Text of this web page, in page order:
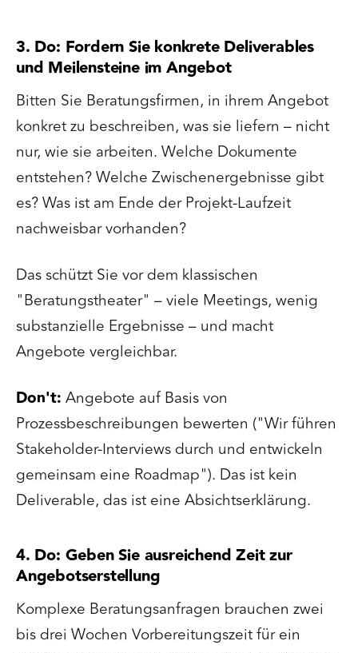
3. Do: Fordern Sie konkrete Deliverables
und Meilensteine im Angebot
Bitten Sie Beratungsfirmen, in ihrem Angebot
konkret zu beschreiben, was sie liefern – nicht
nur, wie sie arbeiten. Welche Dokumente
entstehen? Welche Zwischenergebnisse gibt
es? Was ist am Ende der Projekt-Laufzeit
nachweisbar vorhanden?
Das schützt Sie vor dem klassischen
"Beratungstheater" – viele Meetings, wenig
substanzielle Ergebnisse – und macht
Angebote vergleichbar.
Don't: Angebote auf Basis von
Prozessbeschreibungen bewerten ("Wir führen
Stakeholder-Interviews durch und entwickeln
gemeinsam eine Roadmap"). Das ist kein
Deliverable, das ist eine Absichtserklärung.
4. Do: Geben Sie ausreichend Zeit zur
Angebotserstellung
Komplexe Beratungsanfragen brauchen zwei
bis drei Wochen Vorbereitungszeit für ein